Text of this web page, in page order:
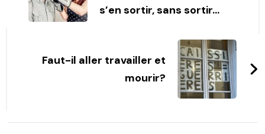
s’en sortir, sans sortir…
Faut-il aller travailler et
mourir?